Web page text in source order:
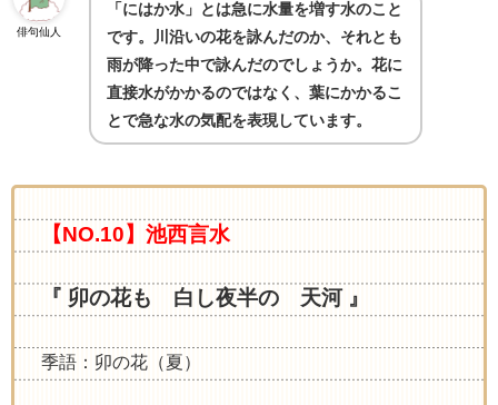
俳句仙人
「にはか水」とは急に水量を増す水のこと
です。川沿いの花を詠んだのか、それとも
雨が降った中で詠んだのでしょうか。花に
直接水がかかるのではなく、葉にかかるこ
とで急な水の気配を表現しています。
【NO.10】池西言水
『 卯の花も 白し夜半の 天河 』
季語：卯の花（夏）